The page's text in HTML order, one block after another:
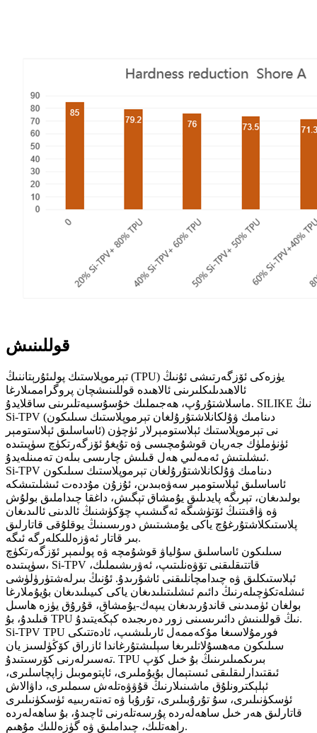
قوللىنىش
تېرموپلاستىك پولىئۇرېتاننىڭ (TPU) يۈزەكى ئۆزگەرتىشى ئۇنىڭ
ئالاھىدىلىكلىرىنى ئالاھىدە قوللىنىشچان پروگراممىلارغا
ماسلاشتۇرۇپ، ھەجىملىك ​​خۇسۇسىيەتلىرىنى ساقلايدۇ. SILIKE نىڭ
Si-TPV (دىنامىك ۋۇلكانلاشتۇرۇلغان تېرموپلاستىك سىلىكون
ئاساسلىق ئېلاستومېر) نى تېرموپلاستىك ئېلاستومېرلار ئۈچۈن
ئۈنۈملۈك جەريان قوشۇمچىسى ۋە تۇيغۇ ئۆزگەرتكۈچ سۈپىتىدە
ئىشلىتىش ئەمەلىي ھەل قىلىش چارىسى بىلەن تەمىنلەيدۇ.
Si-TPV دىنامىك ۋۇلكانلاشتۇرۇلغان تېرموپلاستىك سىلىكون
ئاساسلىق ئېلاستومېر سەۋەبىدىن، ئۇزۇن مۇددەت ئىشلىتىشكە
بولىدىغان، تېرىگە پايدىلىق يۇمشاق تېگىش، داغقا چىداملىق بولۇش
ۋە ۋاقىتنىڭ ئۆتۈشىگە ئەگىشىپ چۆكۈشنىڭ ئالدىنى ئالىدىغان
پلاستىكلاشتۇرغۇچ ياكى يۇمشىتىش دورىسىنىڭ يوقلۇقى قاتارلىق
بىر قاتار ئەۋزەللىكلەرگە ئىگە.
سىلىكون ئاساسلىق سۇلياۋ قوشۇمچە ۋە پولىمېر ئۆزگەرتكۈچ
سۈپىتىدە، Si-TPV قاتتىقلىقنى تۆۋەنلىتىپ، ئەۋرىشىملىك،
ئېلاستىكلىق ۋە چىدامچانلىقنى ئاشۇرىدۇ. ئۇنىڭ بىرلەشتۈرۈلۈشى
ئىشلەتكۈچىلەرنىڭ دائىم ئىشلىتىلىدىغان ياكى كىيىلىدىغان بۇيۇملارغا
بولغان ئۈمىدىنى قاندۇرىدىغان يىپەك-يۇمشاق، قۇرۇق يۈزە ھاسىل
قىلىدۇ، بۇ TPU نىڭ قوللىنىش دائىرىسىنى زور دەرىجىدە كېڭەيتىدۇ.
Si-TPV TPU فورمۇلاسىغا مۇكەممەل ئارىلىشىپ، ئادەتتىكى
سىلىكون مەھسۇلاتلىرىغا سېلىشتۇرغاندا ئازراق كۆڭۈلسىز يان
تەسىرلەرنى كۆرسىتىدۇ. TPU بىرىكمىلىرىنىڭ بۇ خىل كۆپ
ئىقتىدارلىقلىقى ئىستېمال بۇيۇملىرى، ئاپتوموبىل زاپچاسلىرى،
ئېلېكترونلۇق ماشىنىلارنىڭ قۇۋۋەتلەش سىملىرى، داۋالاش
ئۈسكۈنىلىرى، سۇ تۇرۇبىلىرى، تۇرۇبا ۋە تەنتەربىيە ئۈسكۈنىلىرى
قاتارلىق ھەر خىل ساھەلەردە پۇرسەتلەرنى ئاچىدۇ، بۇ ساھەلەردە
راھەتلىك، چىداملىق ۋە گۈزەللىك مۇھىم.